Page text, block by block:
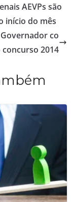
AEVPs são
início do mês
co
concurso 2014